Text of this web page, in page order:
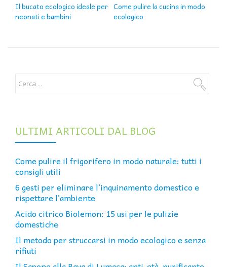
Il bucato ecologico ideale per
neonati e bambini
Come pulire la cucina in modo
ecologico
ULTIMI ARTICOLI DAL BLOG
Come pulire il frigorifero in modo naturale: tutti i
consigli utili
6 gesti per eliminare l’inquinamento domestico e
rispettare l’ambiente
Acido citrico Biolemon: 15 usi per le pulizie
domestiche
Il metodo per struccarsi in modo ecologico e senza
rifiuti